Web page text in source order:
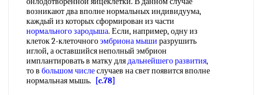
возникают два вполне нормальных индивидуума,
каждый из которых сформирован из части
нормального зародыша. Если, например, одну из
клеток 2-клеточногоэмбриона мыши разрушить
иглой, а оставшийся неполный эмбрион
имплантировать в матку длядальнейшего развития,
то в большом числеслучаев на свет появится вполне
нормальная мышь.
[c.78]